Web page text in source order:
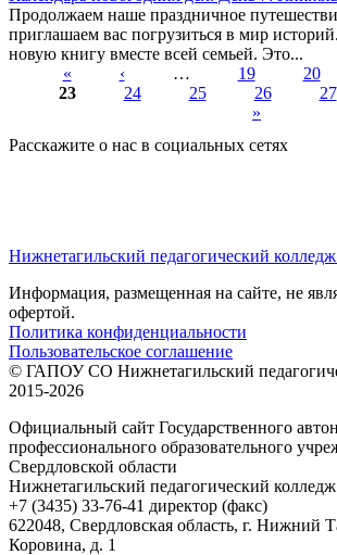
Продолжаем наше праздничное
приглашаем вас погрузиться в мир
новую книгу вместе всей семьей. Это...
Страницы
« ‹ … 19 20
23
24 25 26 27
»
Расскажите о нас в социальных сетях
Нижнетагильский педагогический
Информация, размещенная на сайте, не
офертой.
Политика конфиденциальности
Пользовательское соглашение
© ГАПОУ СО Нижнетагильский
2015-2026
Официальный сайт Государственного
профессионального образовательного
Свердловской области
Нижнетагильский педагогический
+7 (3435) 33-76-41 директор (факс)
622048, Свердловская область, г. Нижний
Коровина, д. 1